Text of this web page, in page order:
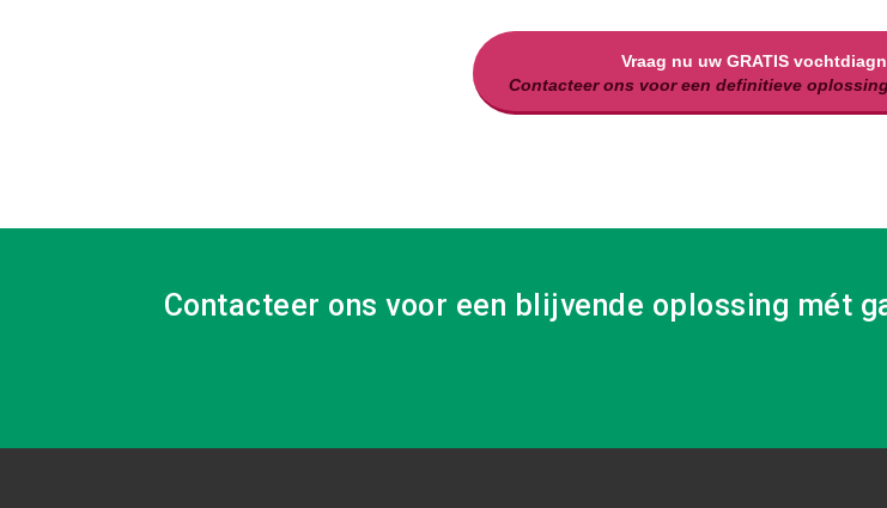
Vraag nu uw GRATIS
Contacteer ons voor een definitieve
Contacteer ons voor een blijvende oplossing mét